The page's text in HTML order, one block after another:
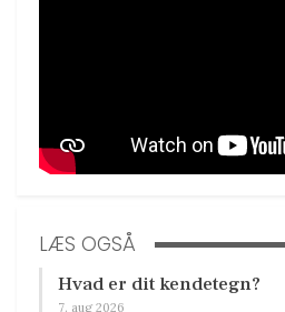
LÆS OGSÅ
Hvad er dit kendetegn?
7. aug 2026